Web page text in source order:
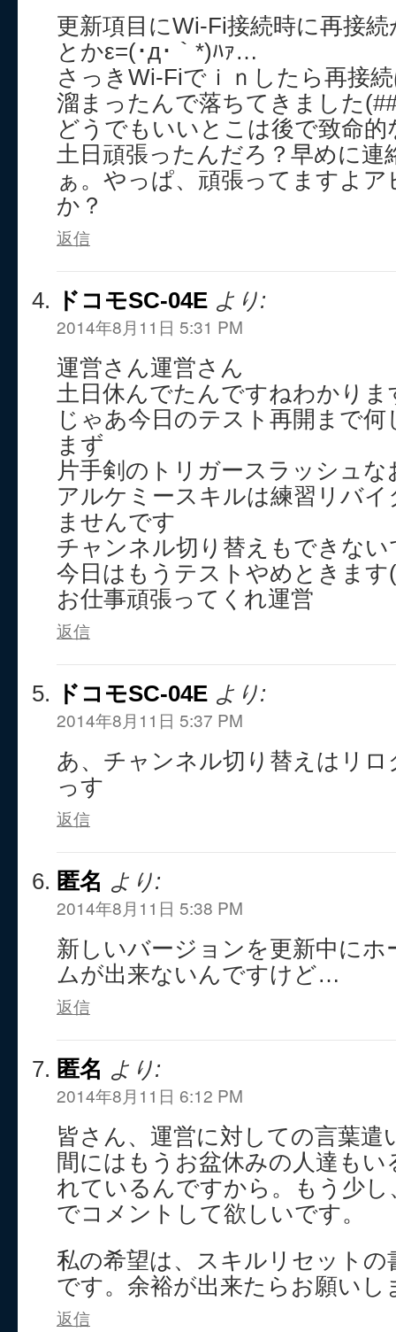
更新項目にWi-Fi接続時に再接
とかε=(･д･｀*)ﾊｧ…
さっきWi-Fiでｉｎしたら再接
溜まったんで落ちてきました
どうでもいいとこは後で致命的
土日頑張ったんだろ？早めに連
ぁ。やっぱ、頑張ってますよ
か？
返信
ドコモSC-04E より:
2014年8月11日 5:31 PM
運営さん運営さん
土日休んでたんですねわかりま
じゃあ今日のテスト再開まで何
まず
片手剣のトリガースラッシュ
アルケミースキルは練習リバ
ませんです
チャンネル切り替えもできない
今日はもうテストやめときます
お仕事頑張ってくれ運営
返信
ドコモSC-04E より:
2014年8月11日 5:37 PM
あ、チャンネル切り替えはリ
っす
返信
匿名 より:
2014年8月11日 5:38 PM
新しいバージョンを更新中にホ
ムが出来ないんですけど…
返信
匿名 より:
2014年8月11日 6:12 PM
皆さん、運営に対しての言葉遣
間にはもうお盆休みの人達も
れているんですから。もう少
でコメントして欲しいです。
私の希望は、スキルリセットの
です。余裕が出来たらお願いし
返信